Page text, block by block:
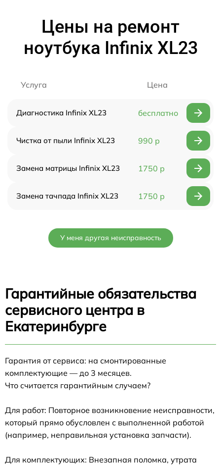
Цены на ремонт
ноутбука Infinix XL23
Услуга Цена
Диагностика Infinix XL23 бесплатно
Чистка от пыли Infinix XL23 990 р
Замена матрицы Infinix XL23 1750 р
Замена тачпада Infinix XL23 1750 р
У меня другая неисправность
Гарантийные обязательства
сервисного центра в
Екатеринбурге
Гарантия от сервиса: на смонтированные
комплектующие — до 3 месяцев.
Что считается гарантийным случаем?
Для работ: Повторное возникновение неисправности,
который прямо обусловлен с выполненной работой
(например, неправильная установка запчасти).
Для комплектующих: Внезапная поломка, утрата